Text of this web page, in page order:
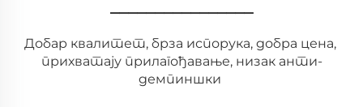
________________
Добар квалитет, брза испорука, добра цена,
прихватају прилагођавање, низак анти-
демпиншки